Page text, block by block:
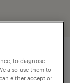
to diagnose
also use them to
either accept or